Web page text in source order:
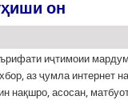
он
иҷтимоии
аз ҷумла интернет
нақшро, асосан,